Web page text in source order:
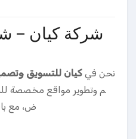
شركة كيان –
نحن في كيان للتسويق
م وتطوير مواقع مخصصة
ض، مع